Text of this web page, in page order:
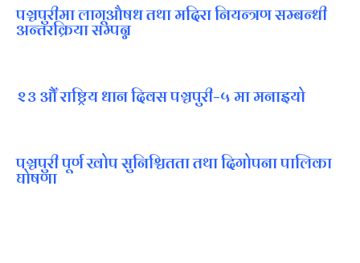
पञ्चपुरीमा लागूऔषध तथा मदिरा नियन्त्रण सम्बन्धी
अन्तरक्रिया सम्पन्न
२३ औँ राष्ट्रिय धान दिवस पञ्चपुरी–५ मा मनाइयाे
पञ्चपुरी पूर्ण खोप सुनिश्चितता तथा दिगोपना पालिका
घोषणा